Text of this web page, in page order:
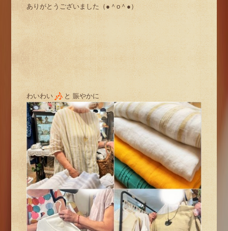
ありがとうございました（●＾o＾●）
わいわい と 賑やかに